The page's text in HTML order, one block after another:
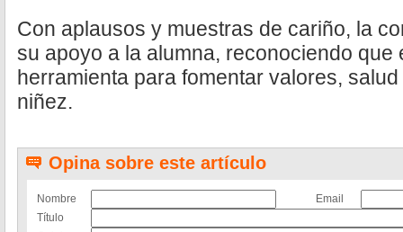
Con aplausos y muestras de cariño, la
su apoyo a la alumna, reconociendo que
herramienta para fomentar valores,
niñez.
Opina sobre este artículo
Nombre
Email
Título